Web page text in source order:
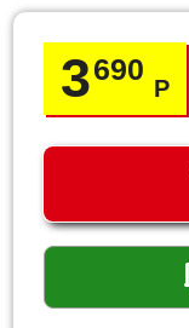
3690
Р